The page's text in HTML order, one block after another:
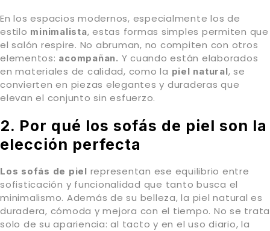
En los espacios modernos, especialmente los de
estilo minimalista, estas formas simples permiten que
el salón respire. No abruman, no compiten con otros
elementos: acompañan. Y cuando están elaborados
en materiales de calidad, como la piel natural, se
convierten en piezas elegantes y duraderas que
elevan el conjunto sin esfuerzo.
2. Por qué los sofás de piel son la
elección perfecta
Los sofás de piel representan ese equilibrio entre
sofisticación y funcionalidad que tanto busca el
minimalismo. Además de su belleza, la piel natural es
duradera, cómoda y mejora con el tiempo. No se trata
solo de su apariencia: al tacto y en el uso diario, la